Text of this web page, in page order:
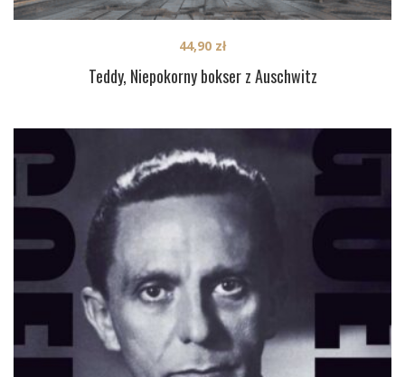
Teddy, Niepokorny bokser z Auschwitz
44,90 zł